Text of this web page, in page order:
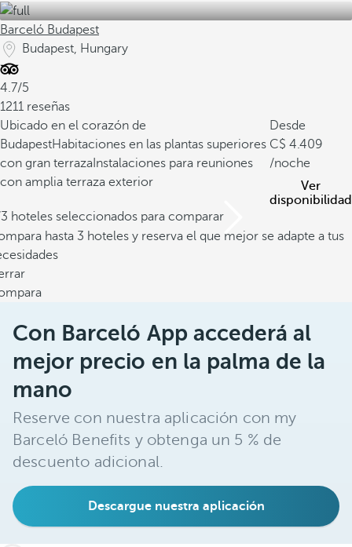
Barceló Budapest
Budapest, Hungary
4.7/5
1211 reseñas
Ubicado en el corazón de
BudapestHabitaciones en las plantas superiores
con gran terraza Instalaciones para reuniones
con amplia terraza exterior
Desde
4.409
/noche
Ver
disponibilidad
hoteles seleccionados para comparar
hasta 3 hoteles y reserva el que mejor se adapte a tus
Con Barceló App accederá al
mejor precio en la palma de la
mano
Reserve con nuestra aplicación con my
Barceló Benefits y obtenga un 5 % de
descuento adicional.
Descargue nuestra aplicación